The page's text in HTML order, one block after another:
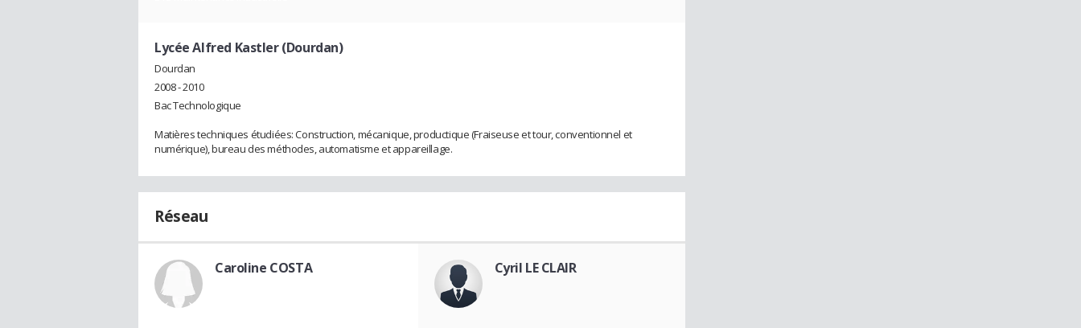
Lycée Alfred Kastler (Dourdan)
Dourdan
2008 - 2010
Bac Technologique
Matières techniques étudiées: Construction, mécanique, productique (Fraiseuse et tour, conventionnel et
numérique), bureau des méthodes, automatisme et appareillage.
Réseau
Caroline COSTA Cyril LE CLAIR